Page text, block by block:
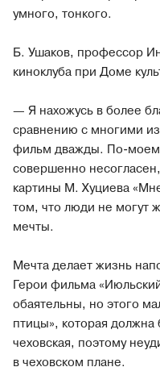
умного, тонкого.
Б. Ушаков, профессор
киноклуба при Доме
— Я нахожусь в более
сравнению с многими из
фильм дважды. По-
совершенно
картины М. Хуциева
том, что люди не могут
мечты.
Мечта делает жизнь
Герои фильма
обаятельны, но этого
птицы», которая должна
чеховская, поэтому
в чеховском плане.